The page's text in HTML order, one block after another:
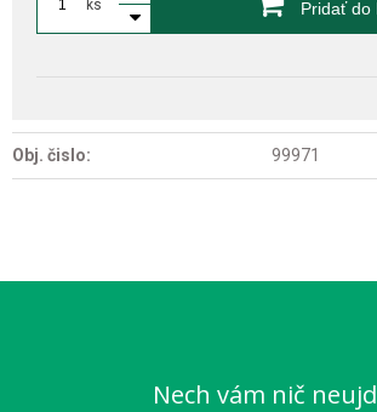
ks Pridať do
Obj. čislo: 99971
Nech vám nič